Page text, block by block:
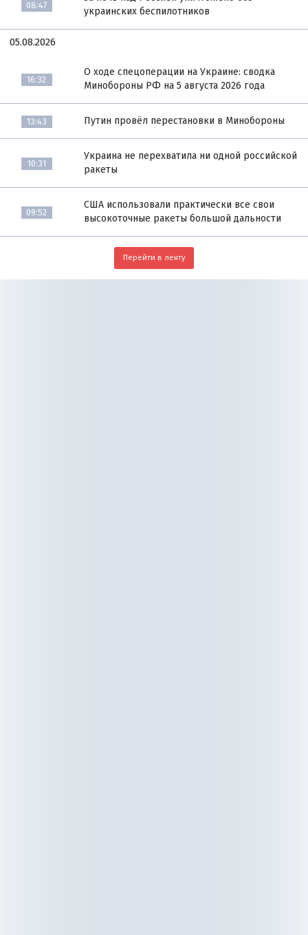
08:47
украинских беспилотников
05.08.2026
16:32
О ходе спецоперации на Украине: сводка
Минобороны РФ на 5 августа 2026 года
13:43 Путин провёл перестановки в Минобороны
10:31
Украина не перехватила ни одной российской
ракеты
09:52
США использовали практически все свои
высокоточные ракеты большой дальности
Перейти в ленту